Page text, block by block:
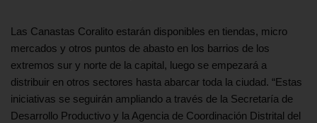
Las Canastas Coralito estarán disponibles en tiendas, micro
mercados y otros puntos de abasto en los barrios de los
extremos sur y norte de la capital, luego se empezará a
distribuir en otros sectores hasta abarcar toda la ciudad. “Estas
iniciativas se seguirán ampliando a través de la Secretaría de
Desarrollo Productivo y la Agencia de Coordinación Distrital del